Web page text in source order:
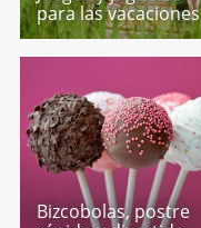
para las vacaciones
Bizcobolas, postre